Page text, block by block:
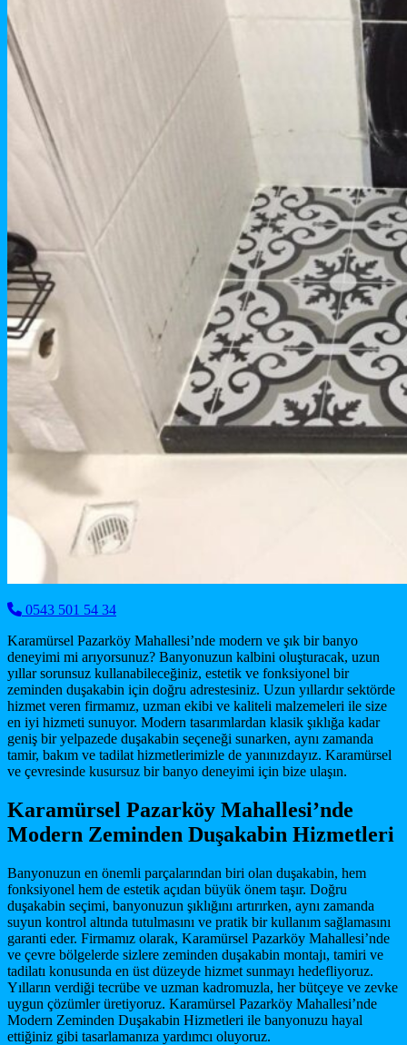
0543 501 54 34
Karamürsel Pazarköy Mahallesi’nde modern ve şık bir banyo
deneyimi mi arıyorsunuz? Banyonuzun kalbini oluşturacak, uzun
yıllar sorunsuz kullanabileceğiniz, estetik ve fonksiyonel bir
zeminden duşakabin için doğru adrestesiniz. Uzun yıllardır sektörde
hizmet veren firmamız, uzman ekibi ve kaliteli malzemeleri ile size
en iyi hizmeti sunuyor. Modern tasarımlardan klasik şıklığa kadar
geniş bir yelpazede duşakabin seçeneği sunarken, aynı zamanda
tamir, bakım ve tadilat hizmetlerimizle de yanınızdayız. Karamürsel
ve çevresinde kusursuz bir banyo deneyimi için bize ulaşın.
Karamürsel Pazarköy Mahallesi’nde
Modern Zeminden Duşakabin Hizmetleri
Banyonuzun en önemli parçalarından biri olan duşakabin, hem
fonksiyonel hem de estetik açıdan büyük önem taşır. Doğru
duşakabin seçimi, banyonuzun şıklığını artırırken, aynı zamanda
suyun kontrol altında tutulmasını ve pratik bir kullanım sağlamasını
garanti eder. Firmamız olarak, Karamürsel Pazarköy Mahallesi’nde
ve çevre bölgelerde sizlere zeminden duşakabin montajı, tamiri ve
tadilatı konusunda en üst düzeyde hizmet sunmayı hedefliyoruz.
Yılların verdiği tecrübe ve uzman kadromuzla, her bütçeye ve zevke
uygun çözümler üretiyoruz. Karamürsel Pazarköy Mahallesi’nde
Modern Zeminden Duşakabin Hizmetleri ile banyonuzu hayal
ettiğiniz gibi tasarlamanıza yardımcı oluyoruz.